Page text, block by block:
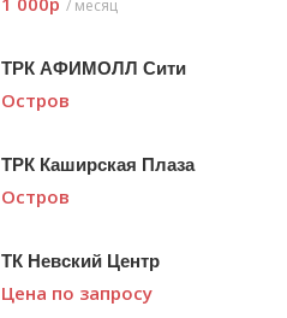
/ месяц
ТРК АФИМОЛЛ Сити
Остров
ТРК Каширская Плаза
Остров
ТК Невский Центр
Цена по запросу